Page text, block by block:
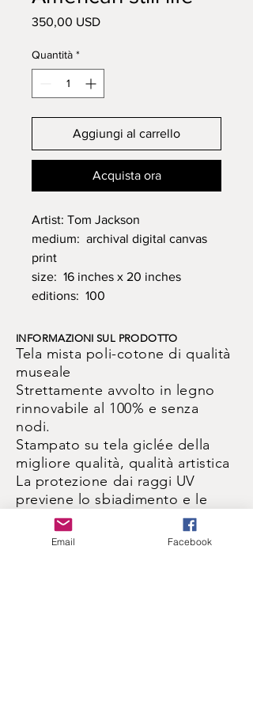
350,00 USDPrezzo
Quantità *
Aggiungi al carrello
Acquista ora
Artist: Tom Jackson
medium: archival digital canvas
print
size: 16 inches x 20 inches
editions: 100
INFORMAZIONI SUL PRODOTTO
Tela mista poli-cotone di qualità
museale
Strettamente avvolto in legno
rinnovabile al 100% e senza
nodi.
Stampato su tela giclée della
migliore qualità, qualità artistica
La protezione dai raggi UV
previene lo sbiadimento e le
screpolature
Facile da pulire, pronto da
Email Facebook